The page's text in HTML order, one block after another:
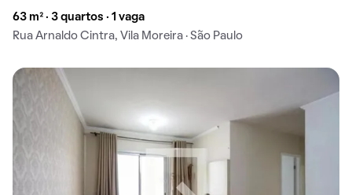
63 m² · 3 quartos · 1 vaga
Rua Arnaldo Cintra, Vila Moreira · São Paulo